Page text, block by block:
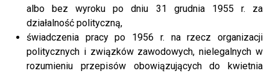
albo bez wyroku po dniu 31 grudnia 1955 r. za
działalność polityczną,
świadczenia pracy po 1956 r. na rzecz organizacji
politycznych i związków zawodowych, nielegalnych w
rozumieniu przepisów obowiązujących do kwietnia